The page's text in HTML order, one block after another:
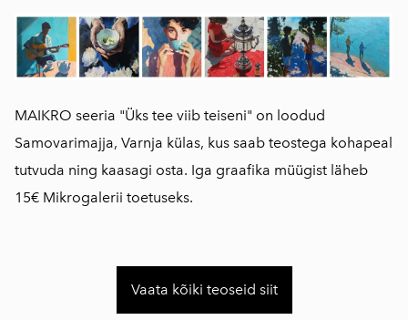
MAIKRO seeria "Üks tee viib teiseni" on loodud
Samovarimajja, Varnja külas, kus saab teostega kohapeal
tutvuda ning kaasagi osta. Iga graafika müügist läheb
15€ Mikrogalerii toetuseks.
Vaata kõiki teoseid siit